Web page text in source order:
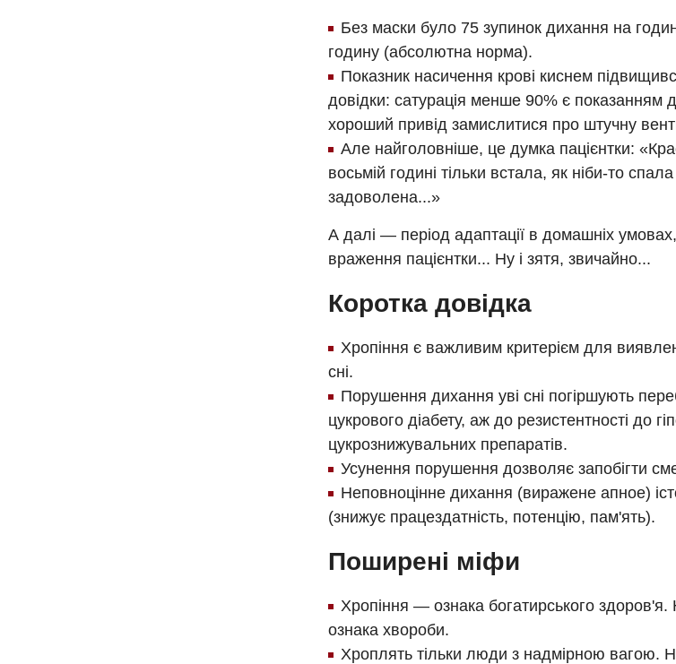
Без маски було 75 зупинок дихання на
годину (абсолютна норма).
Показник насичення крові киснем
довідки: сатурація менше 90% є показанням
хороший привід замислитися про штучну
Але найголовніше, це думка пацієнтки:
восьмій годині тільки встала, як ніби-то
задоволена...»
А далі — період адаптації в домашніх
враження пацієнтки... Ну і зятя, звичайно...
Коротка довідка
Хропіння є важливим критерієм для
сні.
Порушення дихання уві сні погіршують
цукрового діабету, аж до резистентності до
цукрознижувальних препаратів.
Усунення порушення дозволяє запобігти
Неповноцінне дихання (виражене апное)
(знижує працездатність, потенцію, пам'ять).
Поширені міфи
Хропіння — ознака богатирського
ознака хвороби.
Хроплять тільки люди з надмірною вагою.